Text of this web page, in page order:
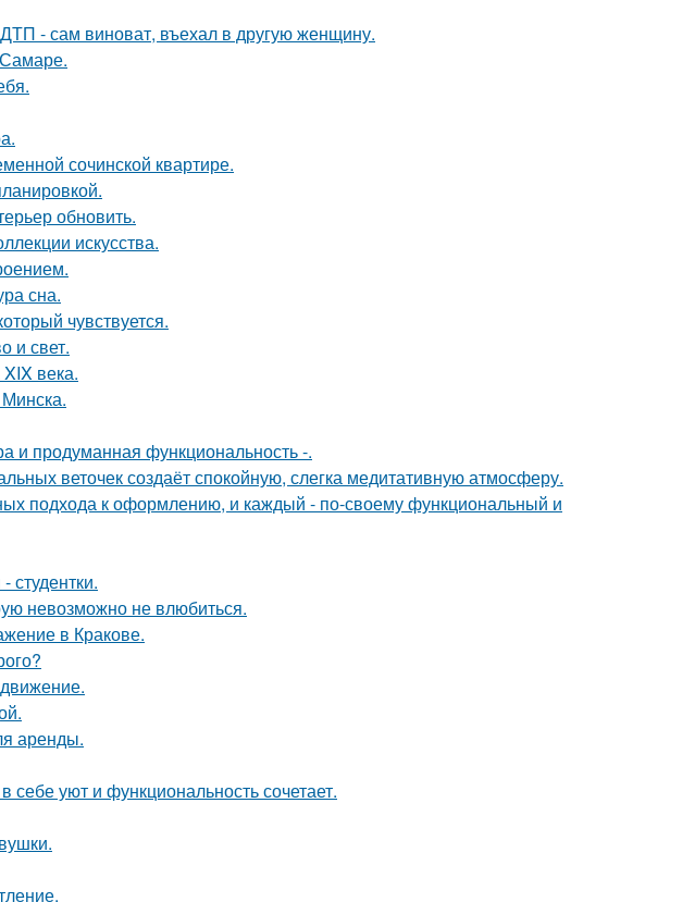
- сам виноват, въехал в другую женщину.
сочинской квартире.
обновить.
искусства.
сна.
чувствуется.
и свет.
века.
и продуманная функциональность -.
веточек создаёт спокойную, слегка медитативную атмосферу.
подхода к оформлению, и каждый - по-своему функциональный и
студентки.
невозможно не влюбиться.
в Кракове.
аренды.
уют и функциональность сочетает.